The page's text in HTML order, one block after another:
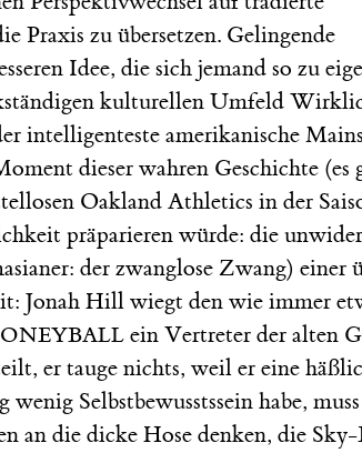
Praxis zu übersetzen. Gelingende
Idee, die sich jemand so zu
kulturellen Umfeld
intelligenteste amerikanische
dieser wahren Geschichte (es
Oakland Athletics in der
präparieren würde: die
der zwanglose Zwang) einer
Jonah Hill wiegt den wie immer
ein Vertreter der alten
er tauge nichts, weil er eine
Selbstbewusstssein habe,
die dicke Hose denken, die